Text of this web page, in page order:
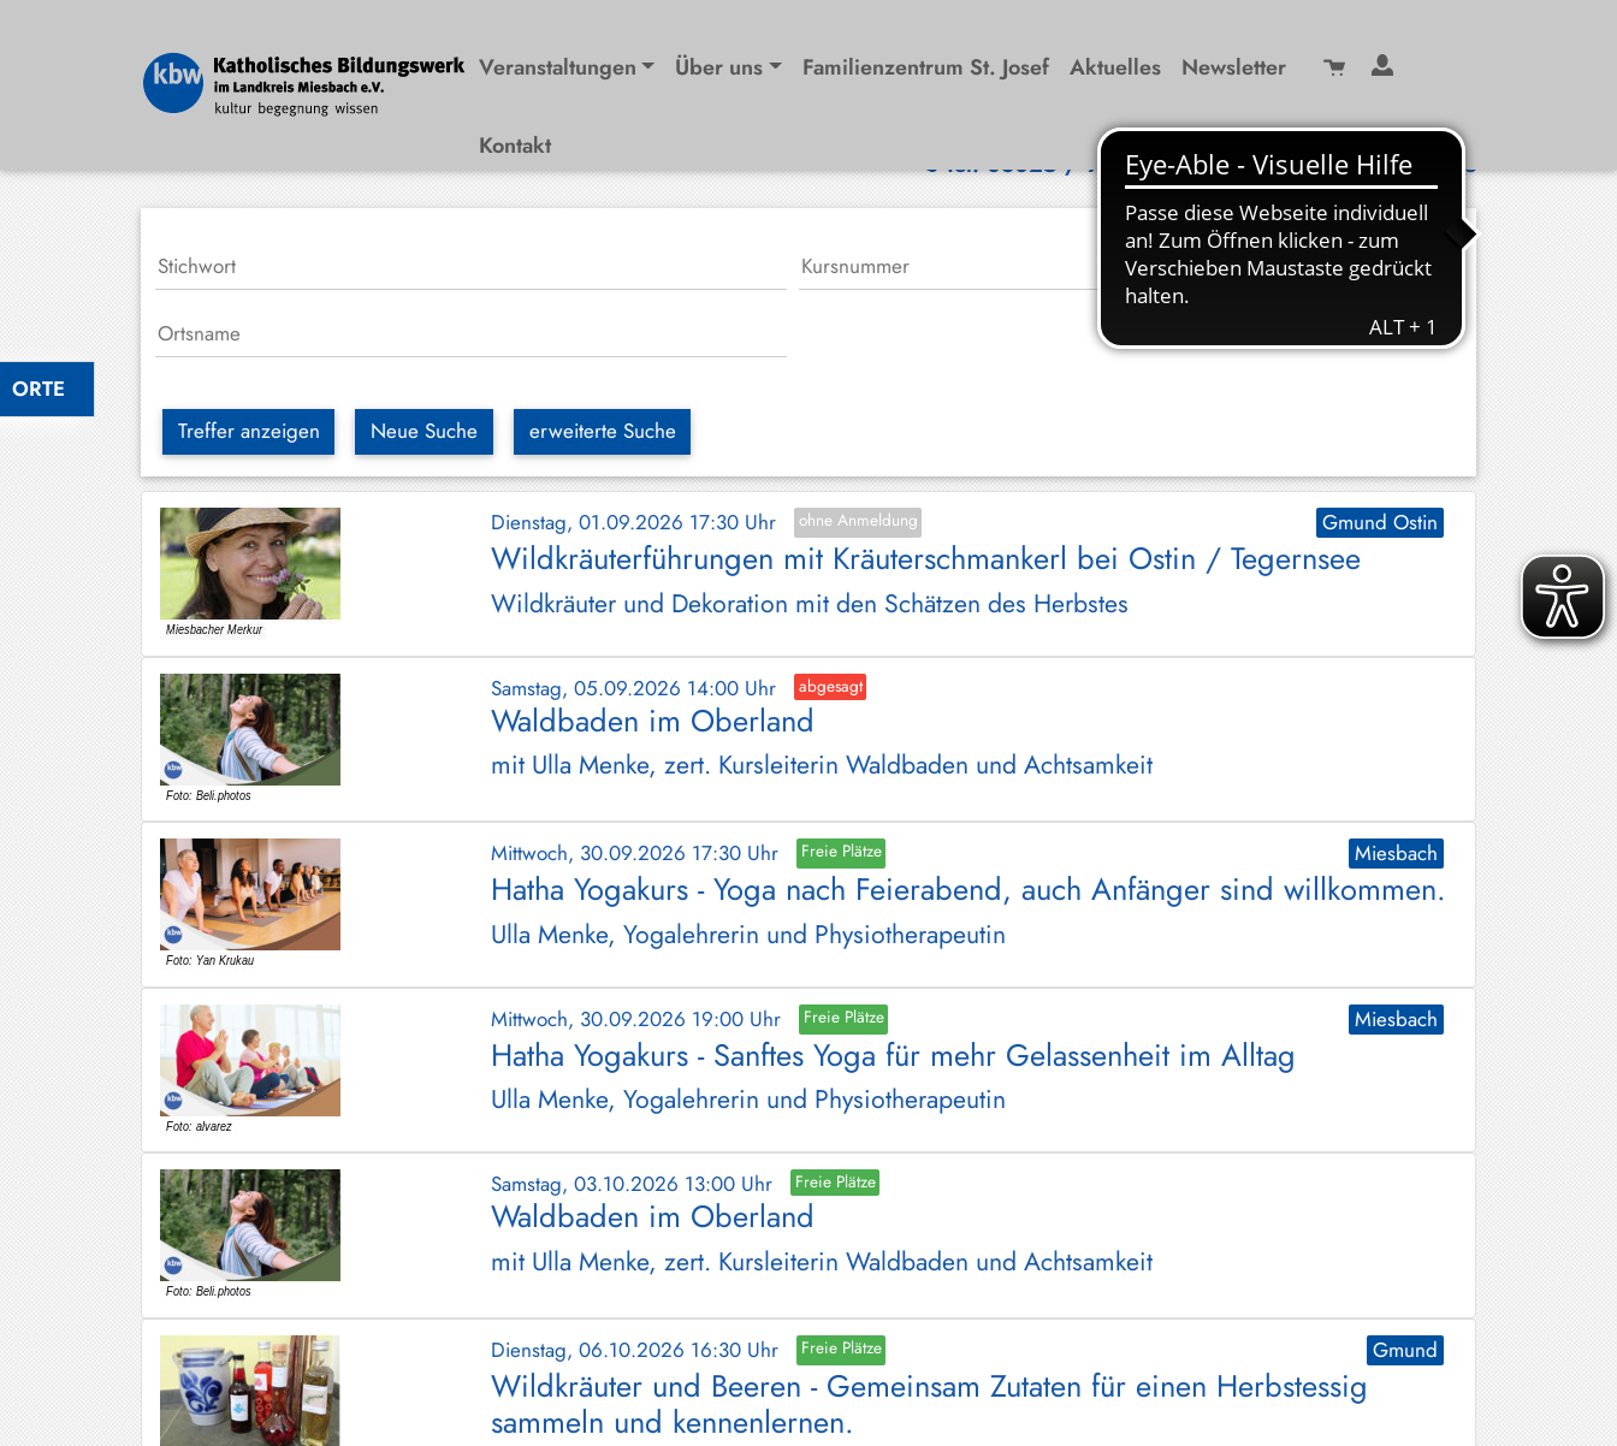
ORTE
Veranstaltungen Über uns Familienzentrum St. Josef Aktuelles Newsletter
Kontakt
Tel. 08025 / 99 29-0 info(at)kbw-miesbach.de
Treffer anzeigen Neue Suche erweiterte Suche
Dienstag, 01.09.2026 17:30 Uhr ohne Anmeldung Gmund Ostin
Wildkräuterführungen mit Kräuterschmankerl bei Ostin / Tegernsee
Wildkräuter und Dekoration mit den Schätzen des Herbstes
Samstag, 05.09.2026 14:00 Uhr abgesagt
Waldbaden im Oberland
mit Ulla Menke, zert. Kursleiterin Waldbaden und Achtsamkeit
Mittwoch, 30.09.2026 17:30 Uhr Freie Plätze Miesbach
Hatha Yogakurs - Yoga nach Feierabend, auch Anfänger sind willkommen.
Ulla Menke, Yogalehrerin und Physiotherapeutin
Mittwoch, 30.09.2026 19:00 Uhr Freie Plätze Miesbach
Hatha Yogakurs - Sanftes Yoga für mehr Gelassenheit im Alltag
Ulla Menke, Yogalehrerin und Physiotherapeutin
Samstag, 03.10.2026 13:00 Uhr Freie Plätze
Waldbaden im Oberland
mit Ulla Menke, zert. Kursleiterin Waldbaden und Achtsamkeit
Dienstag, 06.10.2026 16:30 Uhr Freie Plätze Gmund
Wildkräuter und Beeren - Gemeinsam Zutaten für einen Herbstessig
sammeln und kennenlernen.
Wiessee
Bayrischzell
Darching
Elbach
Gmund
Großhartpenning
Hausham
Holzkirchen
Hundham
Irschenberg
Kreuth
Leitzachtal
Miesbach
Neuhaus
Niklasreuth
Otterfing
Rottach-
Egern
Schaftlach
/
Waakirchen
Schliersee
Tegernsee
Warngau
/
Wall
Weyarn